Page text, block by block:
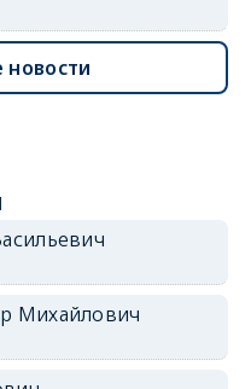
новости
Михайлович